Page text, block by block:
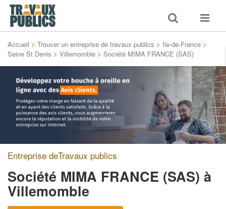
Toggle
search
Toggle
Accueil > Trouver un entreprise de travaux publics > Ile-de-France >
Seine St Denis > Villemomble > Société MIMA FRANCE (SAS)
Entreprise deTravaux publics
Société MIMA FRANCE (SAS) à
Villemomble